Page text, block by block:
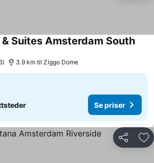
Suites Amsterdam South
3.9 km til Ziggo Dome
Se priser
Del